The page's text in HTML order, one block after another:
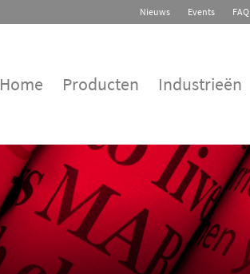
Nieuws Events FAQ
Home Producten Industrieën